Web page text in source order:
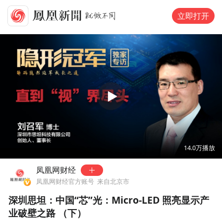
立即打开
14:42
14.0万播放
凤凰网财经
凤凰网财经官方账号 来自北京市
深圳思坦：中国“芯”光：Micro-LED 照亮显示产
业破壁之路 （下）